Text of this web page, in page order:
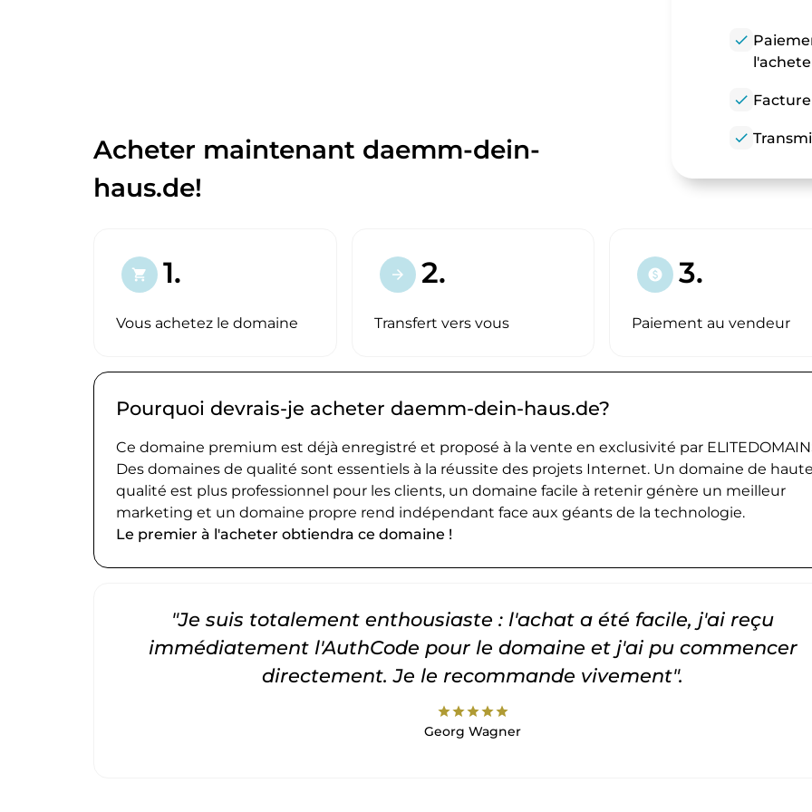
check
check
check
Acheter maintenant daemm-dein-
haus.de!
shopping_cart 1.
Vous achetez le domaine
arrow_forward 2.
Transfert vers vous
paid 3.
Paiement au vendeur
Pourquoi devrais-je acheter daemm-dein-haus.de?
Ce domaine premium est déjà enregistré et proposé à la vente en exclusivité par
Des domaines de qualité sont essentiels à la réussite des projets Internet. Un domaine de haute
qualité est plus professionnel pour les clients, un domaine facile à retenir génère un meilleur
marketing et un domaine propre rend indépendant face aux géants de la technologie.
Le premier à l'acheter obtiendra ce domaine !
"Je suis totalement enthousiaste : l'achat a été facile, j'ai reçu
immédiatement l'AuthCode pour le domaine et j'ai pu commencer
directement. Je le recommande vivement".
starstarstarstarstar
Georg Wagner